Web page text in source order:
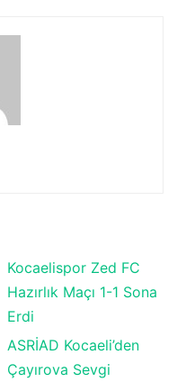
Kocaelispor Zed FC
Hazırlık Maçı 1-1 Sona
Erdi
ASRİAD Kocaeli’den
Çayırova Sevgi